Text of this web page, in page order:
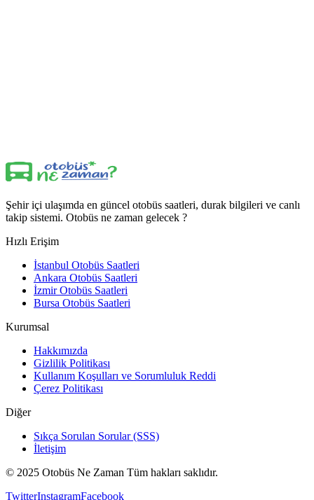
Şehir içi ulaşımda en güncel otobüs saatleri, durak bilgileri ve canlı
takip sistemi. Otobüs ne zaman gelecek ?
Hızlı Erişim
İstanbul Otobüs Saatleri
Ankara Otobüs Saatleri
İzmir Otobüs Saatleri
Bursa Otobüs Saatleri
Kurumsal
Hakkımızda
Gizlilik Politikası
Kullanım Koşulları ve Sorumluluk Reddi
Çerez Politikası
Diğer
Sıkça Sorulan Sorular (SSS)
İletişim
© 2025 Otobüs Ne Zaman Tüm hakları saklıdır.
TwitterInstagramFacebook